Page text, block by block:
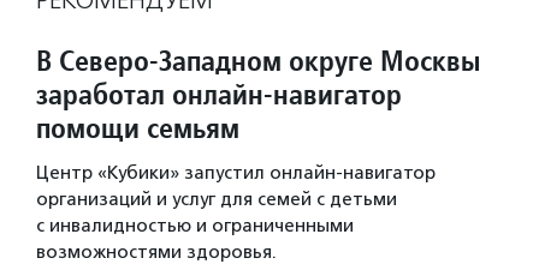
В Северо-Западном округе Москвы
заработал онлайн-навигатор
помощи семьям
Центр «Кубики» запустил онлайн-навигатор
организаций и услуг для семей с детьми
с инвалидностью и ограниченными
возможностями здоровья.